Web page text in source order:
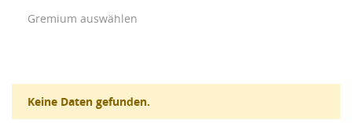
Gremium auswählen
Keine Daten gefunden.